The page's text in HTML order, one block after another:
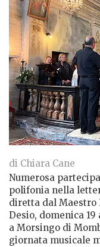
di Chiara Cane
Numerosa
polifonia nella
diretta dal Maestro
Desio, domenica
a Morsingo di
giornata musicale